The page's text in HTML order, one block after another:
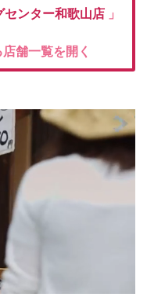
センター和歌山店 」
舗一覧を開く